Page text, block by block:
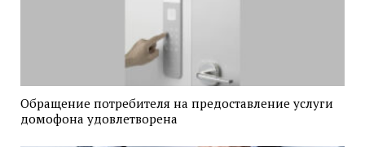
Обращение потребителя на предоставление услуги
домофона удовлетворена